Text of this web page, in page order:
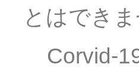
とはでき
Corvid-